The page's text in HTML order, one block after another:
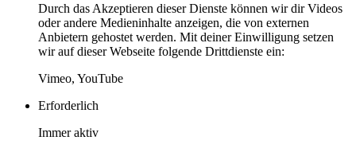
Durch das Akzeptieren dieser Dienste können wir dir Videos
oder andere Medieninhalte anzeigen, die von externen
Anbietern gehostet werden. Mit deiner Einwilligung setzen
wir auf dieser Webseite folgende Drittdienste ein:
Vimeo, YouTube
Erforderlich
Immer aktiv